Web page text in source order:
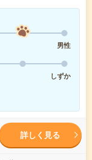
男性
しずか
詳しく見る